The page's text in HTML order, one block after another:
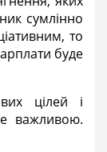
сумлінно
то
буде
цілей і
важливою.